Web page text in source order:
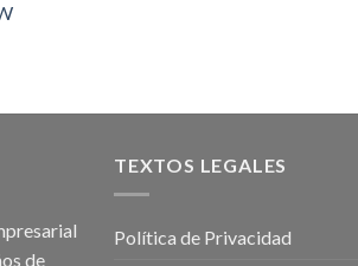
de
TEXTOS LEGALES
Política de Privacidad